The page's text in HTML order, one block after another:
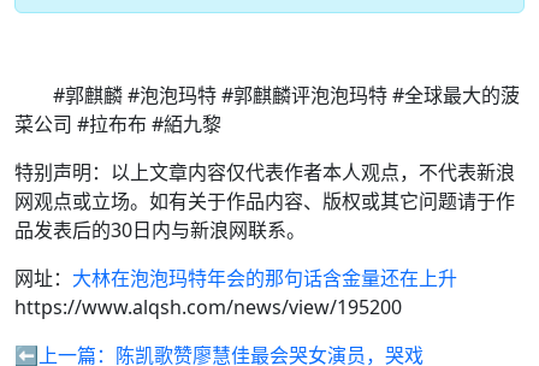
#郭麒麟 #泡泡玛特 #郭麒麟评泡泡玛特 #全球最大的菠
菜公司 #拉布布 #絔九黎
特别声明：以上文章内容仅代表作者本人观点，不代表新浪
网观点或立场。如有关于作品内容、版权或其它问题请于作
品发表后的30日内与新浪网联系。
网址： 大林在泡泡玛特年会的那句话含金量还在上升
https://www.alqsh.com/news/view/195200
⬅️上一篇： 陈凯歌赞廖慧佳最会哭女演员，哭戏